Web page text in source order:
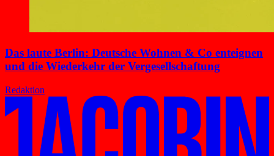
Das laute Berlin: Deutsche Wohnen & Co enteignen
und die Wiederkehr der Vergesellschaftung
Redaktion